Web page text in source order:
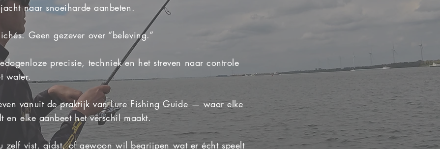
naar snoeiharde aanbeten.
Geen gezever over “beleving.”
precisie, techniek en het streven naar controle
water.
vanuit de praktijk van Lure Fishing Guide — waar elke
en elke aanbeet het verschil maakt.
zelf vist, gidst, of gewoon wil begrijpen wat er écht speelt